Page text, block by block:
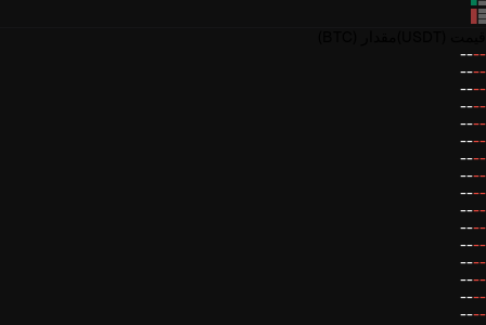
--
--
--
--
--
--
--
--
--
--
--
--
--
--
--
--
--
--
--
--
--
--
--
--
--
--
--
--
--
--
--
--